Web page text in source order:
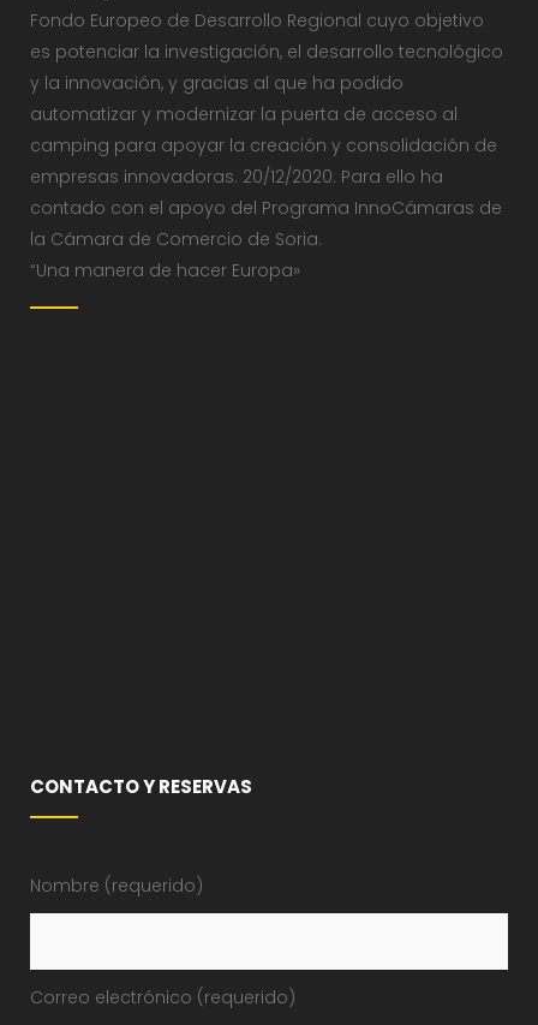
Fondo Europeo de Desarrollo Regional cuyo objetivo
es potenciar la investigación, el desarrollo tecnológico
y la innovación, y gracias al que ha podido
automatizar y modernizar la puerta de acceso al
camping para apoyar la creación y consolidación de
empresas innovadoras. 20/12/2020. Para ello ha
contado con el apoyo del Programa InnoCámaras de
la Cámara de Comercio de Soria.
“Una manera de hacer Europa»
CONTACTO Y RESERVAS
Nombre (requerido)
Correo electrónico (requerido)